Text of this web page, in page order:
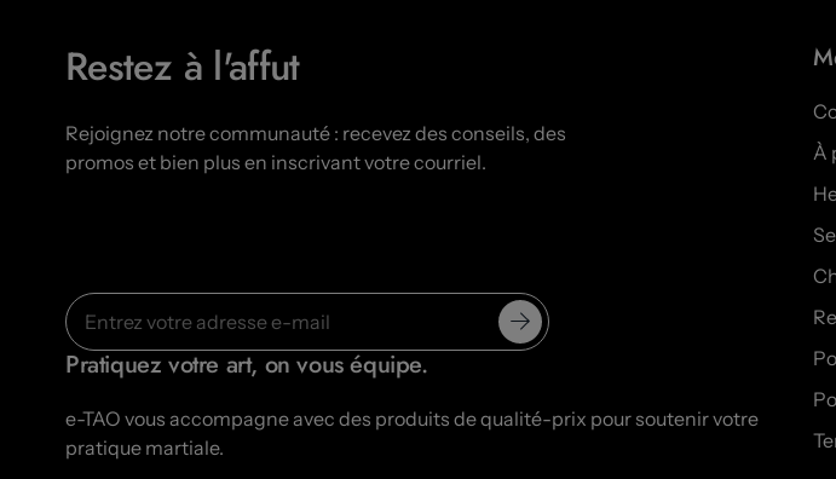
Restez à l'affut
Rejoignez notre communauté : recevez des conseils, des
promos et bien plus en inscrivant votre courriel.
Pratiquez votre art, on vous équipe.
e-TAO vous accompagne avec des produits de qualité-prix pour soutenir votre
pratique martiale.
À